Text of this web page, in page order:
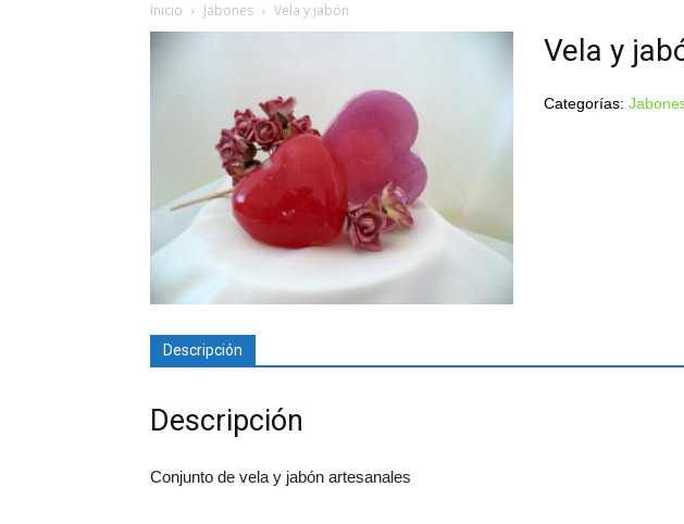
Inicio Jabones Vela y jabón
Vela y
Categorías:
Descripción
Descripción
Conjunto de vela y jabón artesanales